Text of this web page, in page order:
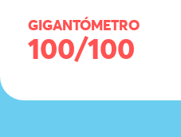
GIGANTÓMETRO
100/100